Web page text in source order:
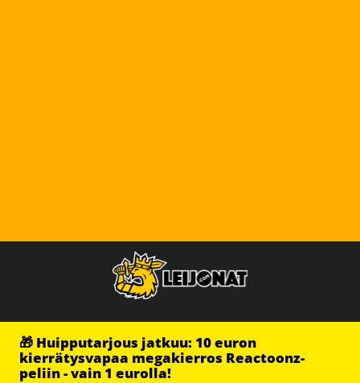
🎁 Huipputarjous jatkuu: 10 euron
kierrätysvapaa megakierros Reactoonz-
peliin - vain 1 eurolla!